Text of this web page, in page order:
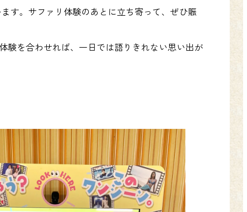
す。サファリ体験のあとに立ち寄って、ぜひ賑
験を合わせれば、一日では語りきれない思い出が